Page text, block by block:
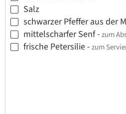
▢
Salz
▢
schwarzer Pfeffer aus der
▢
mittelscharfer Senf- zum
▢
frische Petersilie - zum